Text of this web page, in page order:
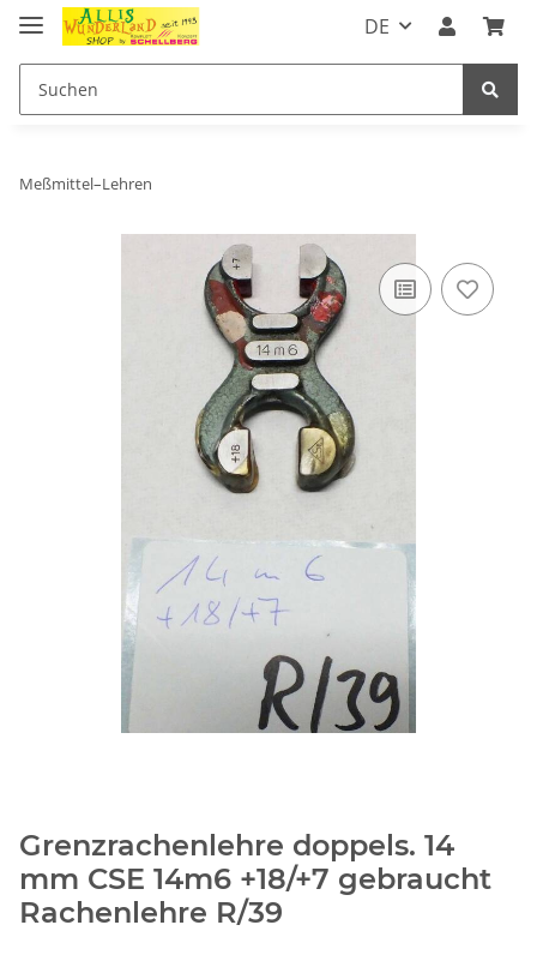
DE
Meßmittel–Lehren
Grenzrachenlehre doppels. 14
mm CSE 14m6 +18/+7 gebraucht
Rachenlehre R/39